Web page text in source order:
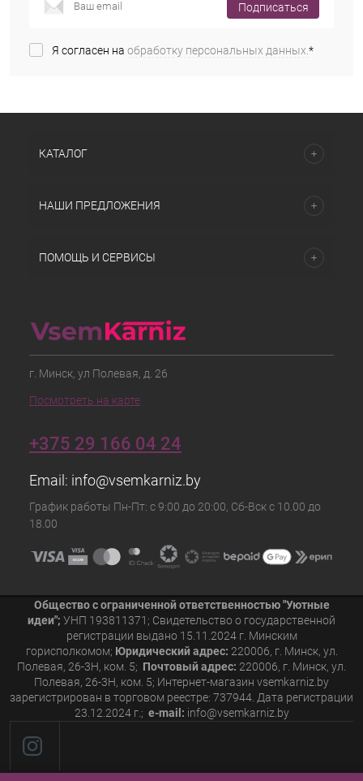
Подписаться
Я согласен на обработку персональных данных.*
КАТАЛОГ
НАШИ ПРЕДЛОЖЕНИЯ
ПОМОЩЬ И СЕРВИСЫ
г. Минск, ул Полевая, д. 26
Посмотреть на карте
+375 29 166 04 24
Email: info@vsemkarniz.by
График работы Пн-Пт: с 9:00 до 20:00, Сб-Вск с 10.00 до
18.00
Общество с ограниченной ответственностью "Уютные
идеи"; УНП 193811371; Свидетельство о государственной
регистрации выдано 15.11.2024 г. Минским
горисполкомом; Юридический адрес: 220006, г. Минск, ул.
Полевая, 26-3Н, ком. 5; Почтовый адрес: 220006, г. Минск, ул.
Полевая, 26-3Н, ком. 5; Интернет-магазин vsemkarniz.by
зарегистрирован в торговом реестре: 737944. Дата регистрации
23.12.2024 г.; e-mail: info@vsemkarniz.by